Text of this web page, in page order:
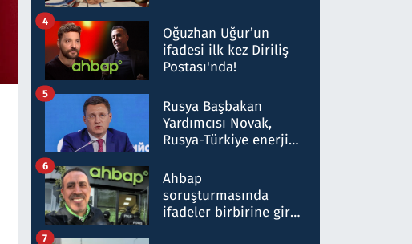
Oğuzhan Uğur’un
ifadesi ilk kez Diriliş
Postası'nda!
4
Rusya Başbakan
Yardımcısı Novak,
Rusya-Türkiye enerji
nitelikte olduğunu
belirtti
5
Ahbap
soruşturmasında
ifadeler birbirine girdi:
6
7